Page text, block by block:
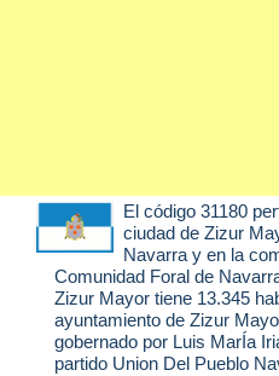
El código 31180
ciudad de Zizur
Navarra y en la
Comunidad Foral de
Zizur Mayor tiene 13.345
ayuntamiento de Zizur
gobernado por Luis MarÍa
partido Union Del Pueblo